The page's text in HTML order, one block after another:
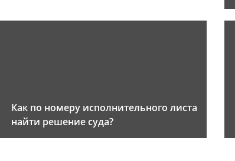
Как по номеру исполнительного листа
найти решение суда?